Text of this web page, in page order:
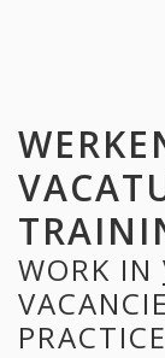
WORK IN
PRACTICE